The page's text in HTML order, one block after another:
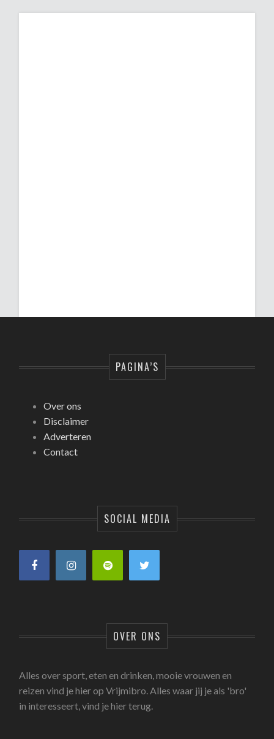
PAGINA’S
Over ons
Disclaimer
Adverteren
Contact
SOCIAL MEDIA
OVER ONS
Alles over sport, eten en drinken, mooie vrouwen en
reizen vind je hier op Vrijmibro. Alles waar jij je als 'bro'
in interesseert, vind je hier terug.